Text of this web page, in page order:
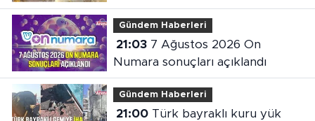
çıktı
Gündem Haberleri
21:037 Ağustos 2026 On
Numara sonuçları açıklandı
Gündem Haberleri
21:00Türk bayraklı kuru yük